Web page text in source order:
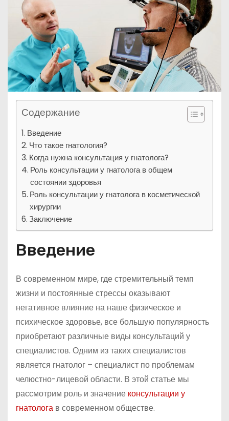
Содержание
Введение
Что такое гнатология?
Когда нужна консультация у гнатолога?
Роль консультации у гнатолога в общем
состоянии здоровья
Роль консультации у гнатолога в косметической
хирургии
Заключение
Введение
В современном мире, где стремительный темп
жизни и постоянные стрессы оказывают
негативное влияние на наше физическое и
психическое здоровье, все большую популярность
приобретают различные виды консультаций у
специалистов. Одним из таких специалистов
является гнатолог – специалист по проблемам
челюстно-лицевой области. В этой статье мы
рассмотрим роль и значение консультации у
гнатолога в современном обществе.